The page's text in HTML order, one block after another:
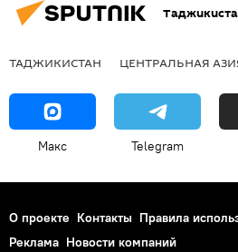
ТАДЖИКИСТАН ЦЕНТРАЛЬНАЯ
Макс Telegram
О проекте Контакты Правила
Реклама Новости компаний